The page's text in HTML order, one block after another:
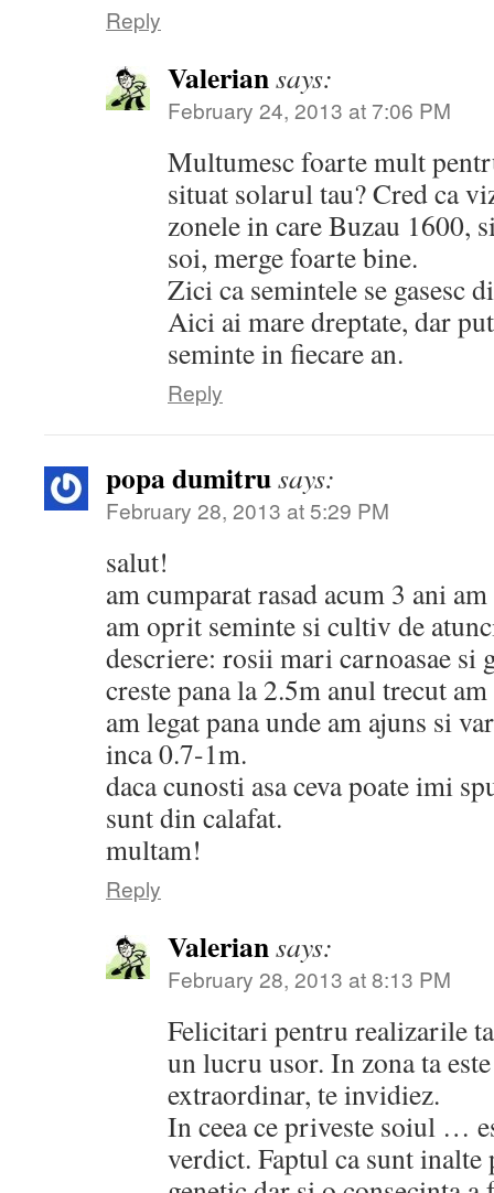
Reply
Valeriansays:
February 24, 2013 at 7:06 PM
Multumesc foarte mult
situat solarul tau? Cred ca
zonele in care Buzau 1600,
soi, merge foarte bine.
Zici ca semintele se gasesc
Aici ai mare dreptate, dar
seminte in fiecare an.
Reply
popa dumitrusays:
February 28, 2013 at 5:29 PM
salut!
am cumparat rasad acum 3 ani
am oprit seminte si cultiv de
descriere: rosii mari carnoasae si
creste pana la 2.5m anul trecut
am legat pana unde am ajuns si
inca 0.7-1m.
daca cunosti asa ceva poate imi
sunt din calafat.
multam!
Reply
Valeriansays:
February 28, 2013 at 8:13 PM
Felicitari pentru realizarile
un lucru usor. In zona ta
extraordinar, te invidiez.
In ceea ce priveste soiul …
verdict. Faptul ca sunt